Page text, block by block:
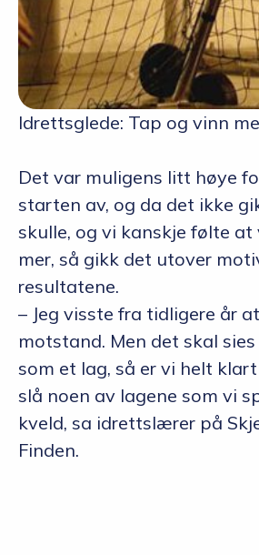
Idrettsglede: Tap og vinn
Det var muligens litt høye
starten av, og da det ikke
skulle, og vi kanskje følte
mer, så gikk det utover
resultatene.
– Jeg visste fra tidligere år
motstand. Men det skal
som et lag, så er vi helt
slå noen av lagene som vi
kveld, sa idrettslærer på
Finden.